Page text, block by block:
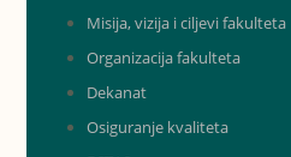
Misija, vizija i ciljevi fakulteta
Organizacija fakulteta
Dekanat
Osiguranje kvaliteta